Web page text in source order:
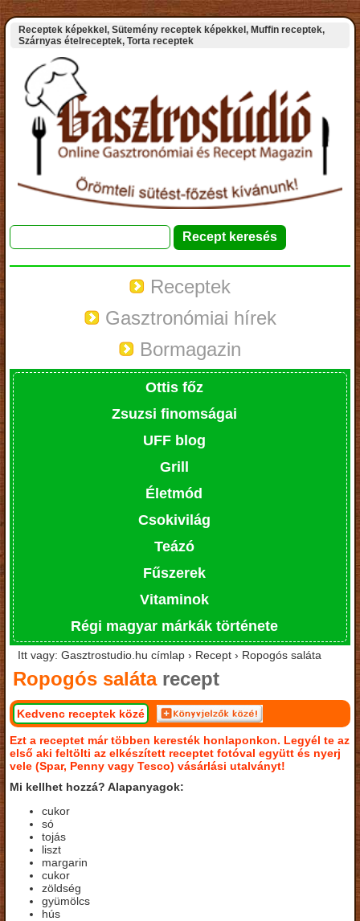
Receptek képekkel, Sütemény receptek képekkel, Muffin receptek,
Szárnyas ételreceptek, Torta receptek
Receptek
Gasztronómiai hírek
Bormagazin
Ottis főz
Zsuzsi finomságai
UFF blog
Grill
Életmód
Csokivilág
Teázó
Fűszerek
Vitaminok
Régi magyar márkák története
Itt vagy: Gasztrostudio.hu címlap › Recept › Ropogós saláta
Ropogós salátarecept
Kedvenc receptek közé
Ezt a receptet már többen keresték honlaponkon. Legyél te az
első aki feltölti az elkészített receptet fotóval együtt és nyerj
vele (Spar, Penny vagy Tesco) vásárlási utalványt!
Mi kellhet hozzá? Alapanyagok:
cukor
só
tojás
liszt
margarin
cukor
zöldség
gyümölcs
hús